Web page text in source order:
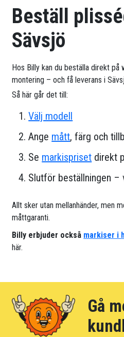
Beställ
Sävsjö
Hos Billy kan du beställa direkt
montering – och få leverans i
Så här går det till:
Välj modell
Ange mått, färg och
Se markispriset direkt
Slutför beställningen –
Allt sker utan mellanhänder, men
måttgaranti.
Billy erbjuder också markiser i
här.
Gå